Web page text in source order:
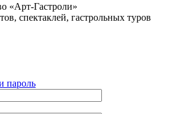
«Арт-Гастроли»
спектаклей, гастрольных туров
пароль